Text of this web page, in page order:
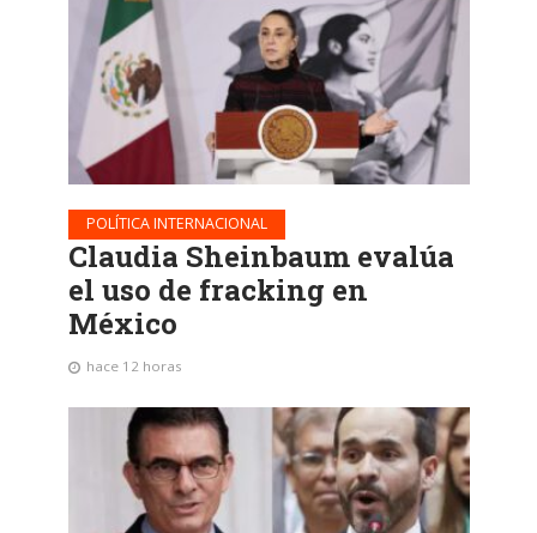
POLÍTICA INTERNACIONAL
Claudia Sheinbaum evalúa
el uso de fracking en
México
hace 12 horas